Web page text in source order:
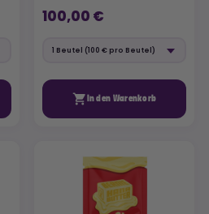
100,00 €
 In den Warenkorb